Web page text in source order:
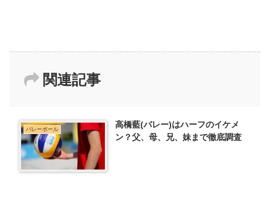
関連記事
バレーボール
高橋藍(バレー)はハーフのイケメ
ン？父、母、兄、妹まで徹底調査